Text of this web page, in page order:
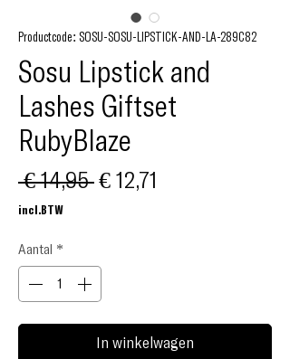
Productcode: SOSU-SOSU-LIPSTICK-AND-LA-289C82
Sosu Lipstick and
Lashes Giftset
RubyBlaze
€ 14,95 Normale
€ 12,71
incl.BTW
Aantal *
In winkelwagen